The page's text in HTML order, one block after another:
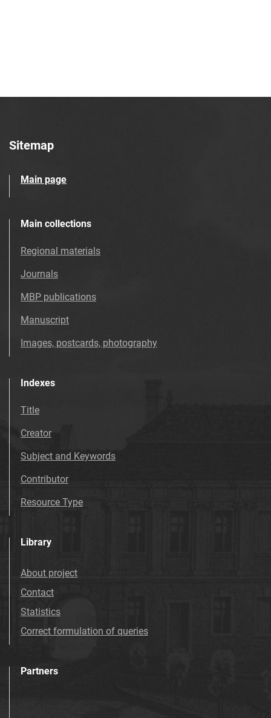
Sitemap
Main page
Main collections
Regional materials
Journals
MBP publications
Manuscript
Images, postcards, photography
Indexes
Title
Creator
Subject and Keywords
Contributor
Resource Type
Library
About project
Contact
Statistics
Correct formulation of queries
Partners